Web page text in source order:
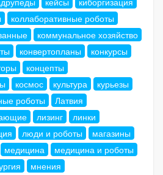
коллаборативные роботы
коммунальное хозяйство
конвертопланы
конкурсы
концепты
космос культура
курьезы
роботы
Латвия
лизинг
линки
люди и роботы
магазины
медицина
медицина и роботы
мнения